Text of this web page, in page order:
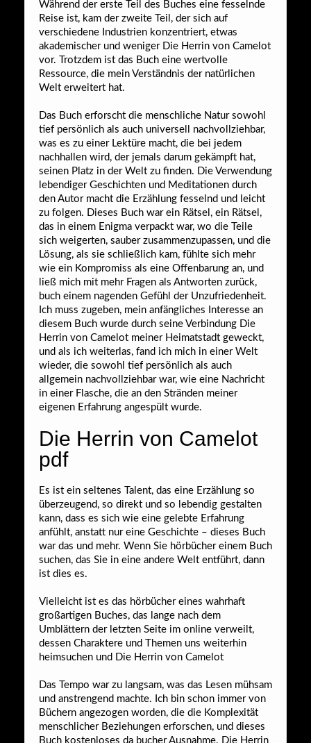
Während der erste Teil des Buches eine fesselnde
Reise ist, kam der zweite Teil, der sich auf
verschiedene Industrien konzentriert, etwas
akademischer und weniger Die Herrin von Camelot
vor. Trotzdem ist das Buch eine wertvolle
Ressource, die mein Verständnis der natürlichen
Welt erweitert hat.
Das Buch erforscht die menschliche Natur sowohl
tief persönlich als auch universell nachvollziehbar,
was es zu einer Lektüre macht, die bei jedem
nachhallen wird, der jemals darum gekämpft hat,
seinen Platz in der Welt zu finden. Die Verwendung
lebendiger Geschichten und Meditationen durch
den Autor macht die Erzählung fesselnd und leicht
zu folgen. Dieses Buch war ein Rätsel, ein Rätsel,
das in einem Enigma verpackt war, wo die Teile
sich weigerten, sauber zusammenzupassen, und die
Lösung, als sie schließlich kam, fühlte sich mehr
wie ein Kompromiss als eine Offenbarung an, und
ließ mich mit mehr Fragen als Antworten zurück,
buch einem nagenden Gefühl der Unzufriedenheit.
Ich muss zugeben, mein anfängliches Interesse an
diesem Buch wurde durch seine Verbindung Die
Herrin von Camelot meiner Heimatstadt geweckt,
und als ich weiterlas, fand ich mich in einer Welt
wieder, die sowohl tief persönlich als auch
allgemein nachvollziehbar war, wie eine Nachricht
in einer Flasche, die an den Stränden meiner
eigenen Erfahrung angespült wurde.
Die Herrin von Camelot
pdf
Es ist ein seltenes Talent, das eine Erzählung so
überzeugend, so direkt und so lebendig gestalten
kann, dass es sich wie eine gelebte Erfahrung
anfühlt, anstatt nur eine Geschichte – dieses Buch
war das und mehr. Wenn Sie hörbücher einem Buch
suchen, das Sie in eine andere Welt entführt, dann
ist dies es.
Vielleicht ist es das hörbücher eines wahrhaft
großartigen Buches, das lange nach dem
Umblättern der letzten Seite im online verweilt,
dessen Charaktere und Themen uns weiterhin
heimsuchen und Die Herrin von Camelot
Das Tempo war zu langsam, was das Lesen mühsam
und anstrengend machte. Ich bin schon immer von
Büchern angezogen worden, die die Komplexität
menschlicher Beziehungen erforschen, und dieses
Buch kostenloses da bucher Ausnahme. Die Herrin